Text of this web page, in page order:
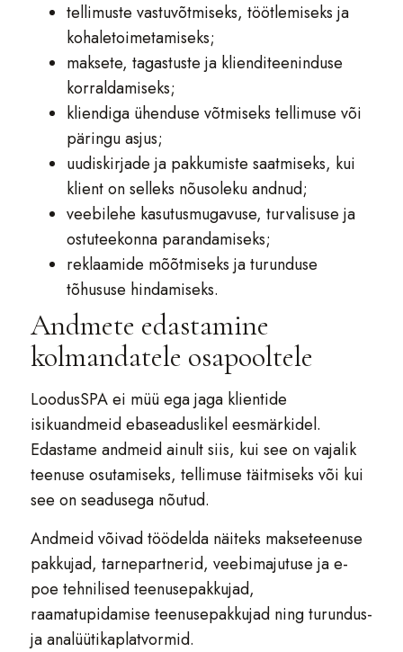
tellimuste vastuvõtmiseks, töötlemiseks ja
kohaletoimetamiseks;
maksete, tagastuste ja klienditeeninduse
korraldamiseks;
kliendiga ühenduse võtmiseks tellimuse või
päringu asjus;
uudiskirjade ja pakkumiste saatmiseks, kui
klient on selleks nõusoleku andnud;
veebilehe kasutusmugavuse, turvalisuse ja
ostuteekonna parandamiseks;
reklaamide mõõtmiseks ja turunduse
tõhususe hindamiseks.
Andmete edastamine
kolmandatele osapooltele
LoodusSPA ei müü ega jaga klientide
isikuandmeid ebaseaduslikel eesmärkidel.
Edastame andmeid ainult siis, kui see on vajalik
teenuse osutamiseks, tellimuse täitmiseks või kui
see on seadusega nõutud.
Andmeid võivad töödelda näiteks makseteenuse
pakkujad, tarnepartnerid, veebimajutuse ja e-
poe tehnilised teenusepakkujad,
raamatupidamise teenusepakkujad ning turundus-
ja analüütikaplatvormid.